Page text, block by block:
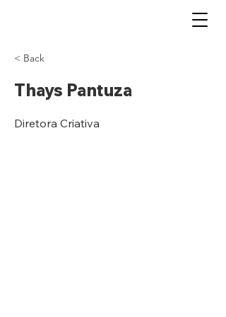
< Back
Thays Pantuza
Diretora Criativa